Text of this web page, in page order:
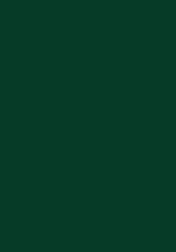
iPhone 16 Pro
Hvit Titan (C)
og spar penger. Det er trygt å
Talkmorepriser, ingen binding, og vi
rask levering
garantert over 80%